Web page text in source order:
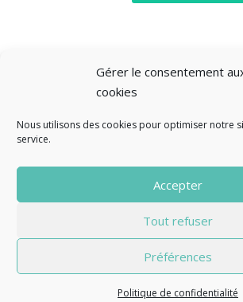
Gérer le consentement
cookies
Nous utilisons des cookies pour optimiser notre
service.
Accepter
Tout refuser
Préférences
Politique de confidentialité
Mentions légales
Politique de confidentialité
Contact